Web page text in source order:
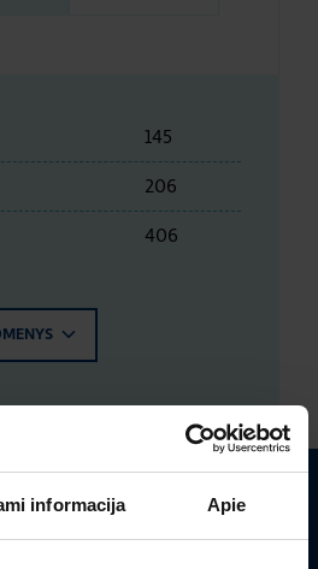
informacija Apie
145
206
406
Susisiekite